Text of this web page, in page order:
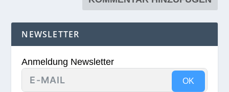
NEWSLETTER
Anmeldung Newsletter
OK